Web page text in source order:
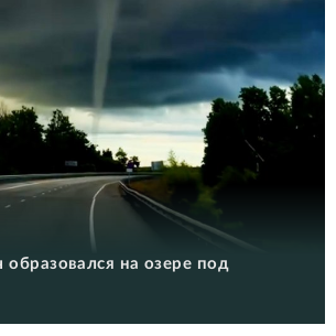
на озере под